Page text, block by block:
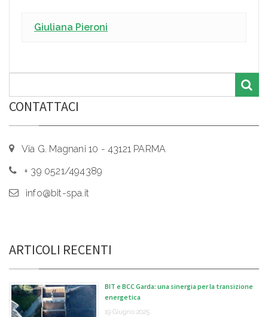
Giuliana Pieroni
CONTATTACI
Via G. Magnani 10 - 43121 PARMA
+ 39 0521/494389
info@bit-spa.it
ARTICOLI RECENTI
BIT e BCC Garda: una sinergia per la transizione
energetica
19 Giugno 2025